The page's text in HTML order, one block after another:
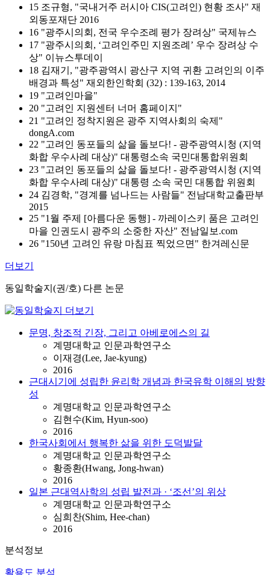
15 조규형, "국내거주 러시아 CIS(고려인) 현황 조사" 재
외동포재단 2016
16 "광주시의회, 전국 우수조례 평가 장려상" 국제뉴스
17 "광주시의회, ‘고려인주민 지원조례’ 우수 장려상 수
상" 이뉴스투데이
18 김재기, "광주광역시 광산구 지역 귀환 고려인의 이주
배경과 특성" 재외한인학회 (32) : 139-163, 2014
19 "고려인마을"
20 "고려인 지원센터 너머 홈페이지"
21 "고려인 정착지원은 광주 지역사회의 숙제"
dongA.com
22 "고려인 동포들의 삶을 돌보다! - 광주광역시청 (지역
화합 우수사례 대상)" 대통령소속 국민대통합위원회
23 "고려인 동포들의 삶을 돌보다! - 광주광역시청 (지역
화합 우수사례 대상)" 대통령 소속 국민 대통합 위원회
24 김경학, "경계를 넘나드는 사람들" 전남대학교출판부
2015
25 "1월 주제 [아름다운 동행] - 까레이스키 품은 고려인
마을 인권도시 광주의 소중한 자산" 전남일보.com
26 "150년 고려인 유랑 마침표 찍었으면" 한겨레신문
더보기
동일학술지(권/호) 다른 논문
문명, 창조적 긴장, 그리고 아베로에스의 길
계명대학교 인문과학연구소
이재경(Lee, Jae-kyung)
2016
근대시기에 성립한 윤리학 개념과 한국유학 이해의 방향
성
계명대학교 인문과학연구소
김현수(Kim, Hyun-soo)
2016
한국사회에서 행복한 삶을 위한 도덕발달
계명대학교 인문과학연구소
황종환(Hwang, Jong-hwan)
2016
일본 근대역사학의 성립 발전과 · ‘조선’의 위상
계명대학교 인문과학연구소
심희찬(Shim, Hee-chan)
2016
분석정보
활용도 분석